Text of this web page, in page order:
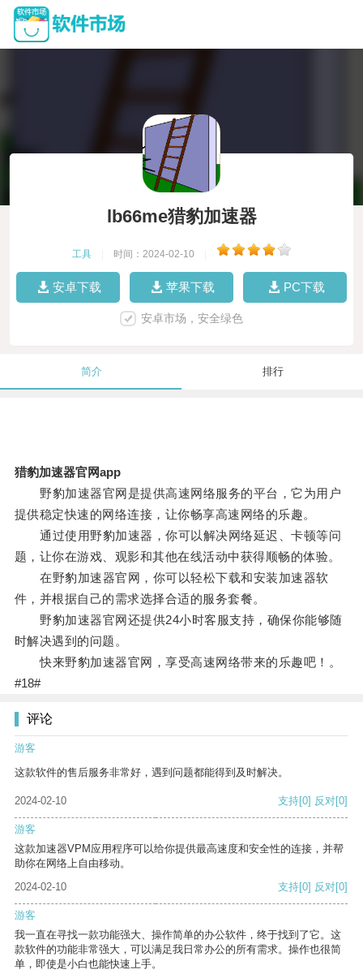
lb66me猎豹加速器
工具 时间：2024-02-10
安卓下载 苹果下载 PC下载
安卓市场，安全绿色
简介 排行
猎豹加速器官网app
野豹加速器官网是提供高速网络服务的平台，它为用户
提供稳定快速的网络连接，让你畅享高速网络的乐趣。
通过使用野豹加速器，你可以解决网络延迟、卡顿等问
题，让你在游戏、观影和其他在线活动中获得顺畅的体验。
在野豹加速器官网，你可以轻松下载和安装加速器软
件，并根据自己的需求选择合适的服务套餐。
野豹加速器官网还提供24小时客服支持，确保你能够随
时解决遇到的问题。
快来野豹加速器官网，享受高速网络带来的乐趣吧！。
#18#
评论
游客
这款软件的售后服务非常好，遇到问题都能得到及时解决。
2024-02-10 支持[0] 反对[0]
游客
这款加速器VPM应用程序可以给你提供最高速度和安全性的连接，并帮
助你在网络上自由移动。
2024-02-10
支持[0] 反对[0]
游客
我一直在寻找一款功能强大、操作简单的办公软件，终于找到了它。这
款软件的功能非常强大，可以满足我日常办公的所有需求。操作也很简
单，即使是小白也能快速上手。